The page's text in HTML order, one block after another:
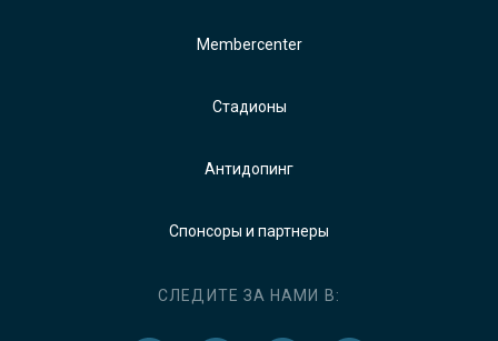
Membercenter
Стадионы
Антидопинг
Спонсоры и партнеры
СЛЕДИТЕ ЗА НАМИ В: